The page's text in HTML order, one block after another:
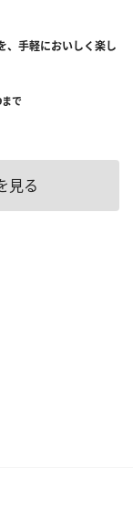
、手軽においしく楽し
で
見る